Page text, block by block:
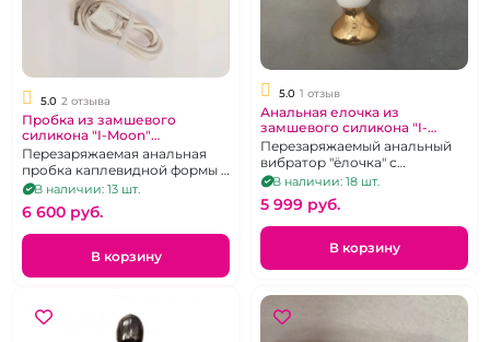
5.0 2 отзыва
Пробка из замшевого
силикона "I-Moon"
перезаряжаемая бело-
розовое амбре на д/у
Перезаряжаемая анальная
пробка каплевидной формы с
дистанционным
управлением.
В наличии: 13 шт.
6 600 pуб.
В корзину
5.0 1 отзыв
Анальная елочка из
замшевого силикона "I-
Moon" бело-розовое амбре
перезаряжаемая на д/у
Перезаряжаемый анальный
вибратор "ёлочка" с
возможностью
дистанционного управления.
В наличии: 18 шт.
5 999 pуб.
В корзину